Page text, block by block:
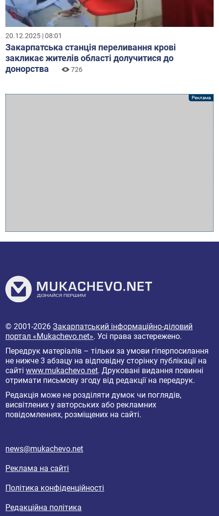
20.12.2025 | 08:01
Закарпатська станція переливання крові
закликає жителів області долучитися до
донорства
726
© 2001-2026Закарпатський інформаційно-діловий
портал «Mukachevo.net». Усі права застережено.
Передрук матеріалів – тільки за умови гіперпосилання
не нижче 3 абзацу на відповідну сторінку публікації на
сайтіwww.mukachevo.net. Друковані видання повинні
отримати письмову згоду від редакції на передрук.
Редакція може не розділяти думок чи поглядів,
висвітлених у авторських або рекламних
повідомленнях, розміщених на сайті.
news@mukachevo.net
Реклама на сайті
Політика конфіденційності
Редакційна політика